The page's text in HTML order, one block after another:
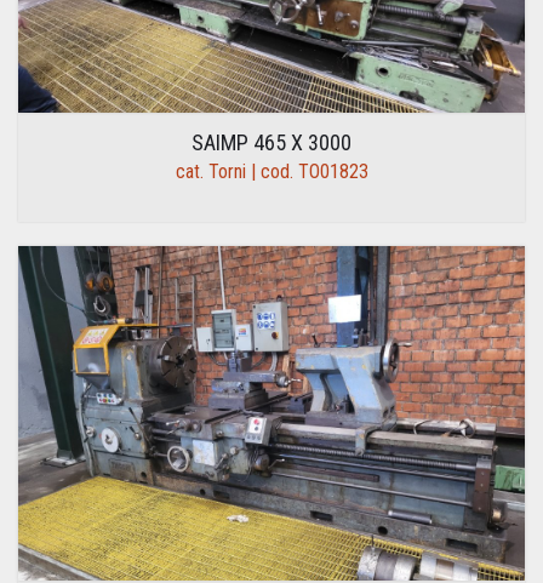
SAIMP 465 X 3000
cat. Torni | cod. TO01823